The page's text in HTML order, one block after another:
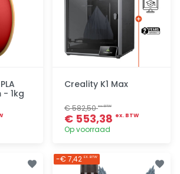
- 1kg
Creality K1 Max
€ 582,50ex. BTW
€ 553,38 ex. BTW
Op voorraad
-€ 7,42 EX. BTW